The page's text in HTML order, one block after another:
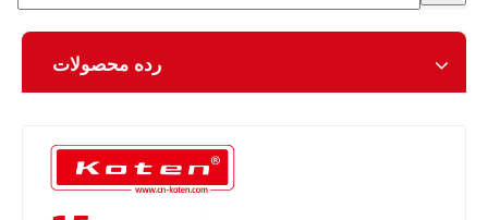
رده محصولات